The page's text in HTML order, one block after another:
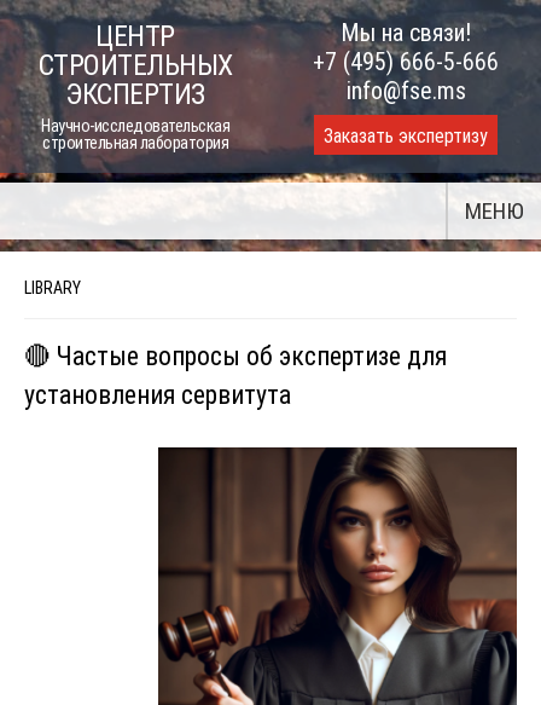
Skip
to
content
ЦЕНТР
СТРОИТЕЛЬНЫХ
ЭКСПЕРТИЗ
Научно-исследовательская
строительная лаборатория
Мы на связи!
+7 (495) 666-5-666
info@fse.ms
Заказать экспертизу
МЕНЮ
LIBRARY
🔴 Частые вопросы об экспертизе для
установления сервитута